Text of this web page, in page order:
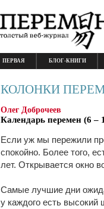
ПЕРВАЯ БЛОГ-КНИГИ
КОЛОНКИ
Олег Доброчеев
Календарь перемен (6 –
Если уж мы пережили
спокойно. Более того,
лет. Открывается окно
Самые лучшие дни
у каждого есть высокий